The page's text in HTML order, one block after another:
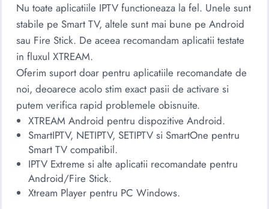
Nu toate aplicatiile IPTV functioneaza la fel. Unele sunt
stabile pe Smart TV, altele sunt mai bune pe Android
sau Fire Stick. De aceea recomandam aplicatii testate
in fluxul XTREAM.
Oferim suport doar pentru aplicatiile recomandate de
noi, deoarece acolo stim exact pasii de activare si
putem verifica rapid problemele obisnuite.
XTREAM Android pentru dispozitive Android.
SmartIPTV, NETIPTV, SETIPTV si SmartOne pentru
Smart TV compatibil.
IPTV Extreme si alte aplicatii recomandate pentru
Android/Fire Stick.
Xtream Player pentru PC Windows.